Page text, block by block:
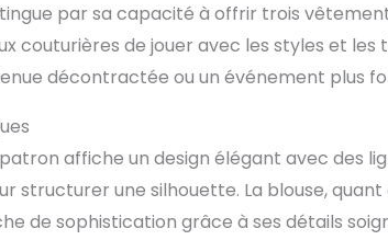
par sa capacité à offrir trois
couturières de jouer avec les styles et les
décontractée ou un événement plus
affiche un design élégant avec des
structurer une silhouette. La blouse,
de sophistication grâce à ses détails